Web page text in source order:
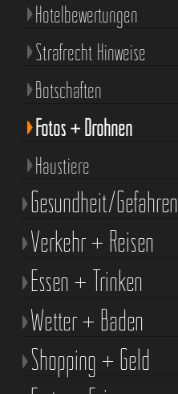
Hotelbewertungen
Strafrecht Hinweise
Botschaften
Fotos + Drohnen
Haustiere
Gesundheit/Gefahren
Verkehr + Reisen
Essen + Trinken
Wetter + Baden
Shopping + Geld